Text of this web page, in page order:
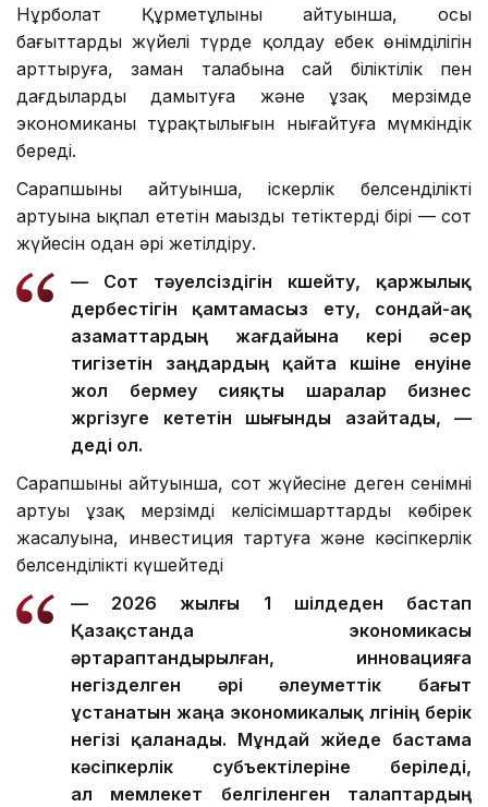
Нұрболат Құрметұлының айтуынша, осы
бағыттарды жүйелі түрде қолдау еңбек өнімділігін
арттыруға, заман талабына сай біліктілік пен
дағдыларды дамытуға және ұзақ мерзімде
экономиканың тұрақтылығын нығайтуға мүмкіндік
береді.
Сарапшының айтуынша, іскерлік белсенділіктің
артуына ықпал ететін маңызды тетіктердің бірі — сот
жүйесін одан әрі жетілдіру.
— Сот тәуелсіздігін күшейту, қаржылық
дербестігін қамтамасыз ету, сондай-ақ
азаматтардың жағдайына кері әсер
тигізетін заңдардың қайта күшіне енуіне
жол бермеу сияқты шаралар бизнес
жүргізуге кететін шығынды азайтады, —
деді ол.
Сарапшының айтуынша, сот жүйесіне деген сенімнің
артуы ұзақ мерзімді келісімшарттардың көбірек
жасалуына, инвестиция тартуға және кәсіпкерлік
белсенділікті күшейтеді
— 2026 жылғы 1 шілдеден бастап
Қазақстанда экономикасы
әртараптандырылған, инновацияға
негізделген әрі әлеуметтік бағыт
ұстанатын жаңа экономикалық үлгінің берік
негізі қаланады. Мұндай жүйеде бастама
кәсіпкерлік субъектілеріне беріледі,
ал мемлекет белгіленген талаптардың